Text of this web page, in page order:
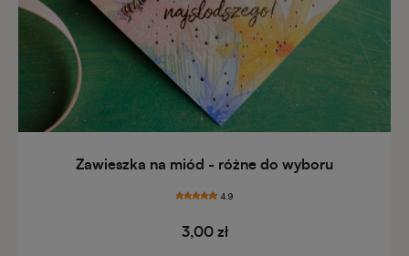
Zawieszka na miód - różne do wyboru
4.9
3,00 zł